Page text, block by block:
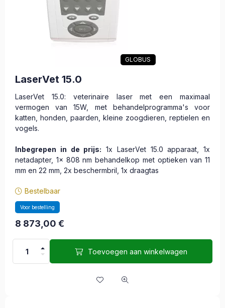
GLOBUS
LaserVet 15.0
LaserVet 15.0: veterinaire laser met een maximaal
vermogen van 15W, met behandelprogramma's voor
katten, honden, paarden, kleine zoogdieren, reptielen en
vogels.
Inbegrepen in de prijs: 1x LaserVet 15.0 apparaat, 1x
netadapter, 1x 808 nm behandelkop met optieken van 11
mm en 22 mm, 2x beschermbril, 1x draagtas
Bestelbaar
Voor bestelling
8 873,00 €
Toevoegen aan winkelwagen